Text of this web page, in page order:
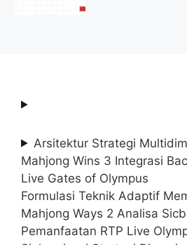
Arsitektur Strategi
Mahjong Wins 3 Integrasi
Live Gates of Olympus
Formulasi Teknik Adaptif
Mahjong Ways 2 Analisa
Pemanfaatan RTP Live